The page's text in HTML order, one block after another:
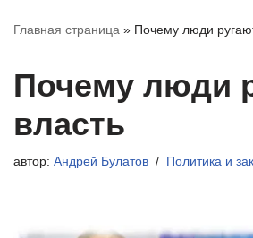
Главная страница » Почему люди
Почему люди
власть
автор: Андрей Булатов Политика и